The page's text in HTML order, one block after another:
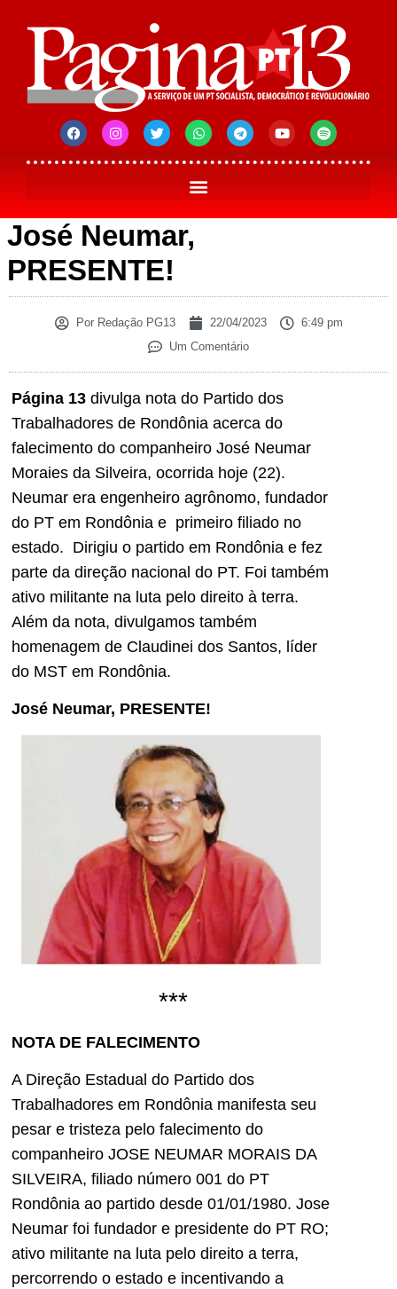
José Neumar,
PRESENTE!
PorRedação PG13 22/04/2023
6:49 pm
Um Comentário
Página 13 divulga nota do Partido dos
Trabalhadores de Rondônia acerca do
falecimento do companheiro José Neumar
Moraies da Silveira, ocorrida hoje (22).
Neumar era engenheiro agrônomo, fundador
do PT em Rondônia e primeiro filiado no
estado. Dirigiu o partido em Rondônia e fez
parte da direção nacional do PT. Foi também
ativo militante na luta pelo direito à terra.
Além da nota, divulgamos também
homenagem de Claudinei dos Santos, líder
do MST em Rondônia.
José Neumar, PRESENTE!
***
NOTA DE FALECIMENTO
A Direção Estadual do Partido dos
Trabalhadores em Rondônia manifesta seu
pesar e tristeza pelo falecimento do
companheiro JOSE NEUMAR MORAIS DA
SILVEIRA, filiado número 001 do PT
Rondônia ao partido desde 01/01/1980. Jose
Neumar foi fundador e presidente do PT RO;
ativo militante na luta pelo direito a terra,
percorrendo o estado e incentivando a